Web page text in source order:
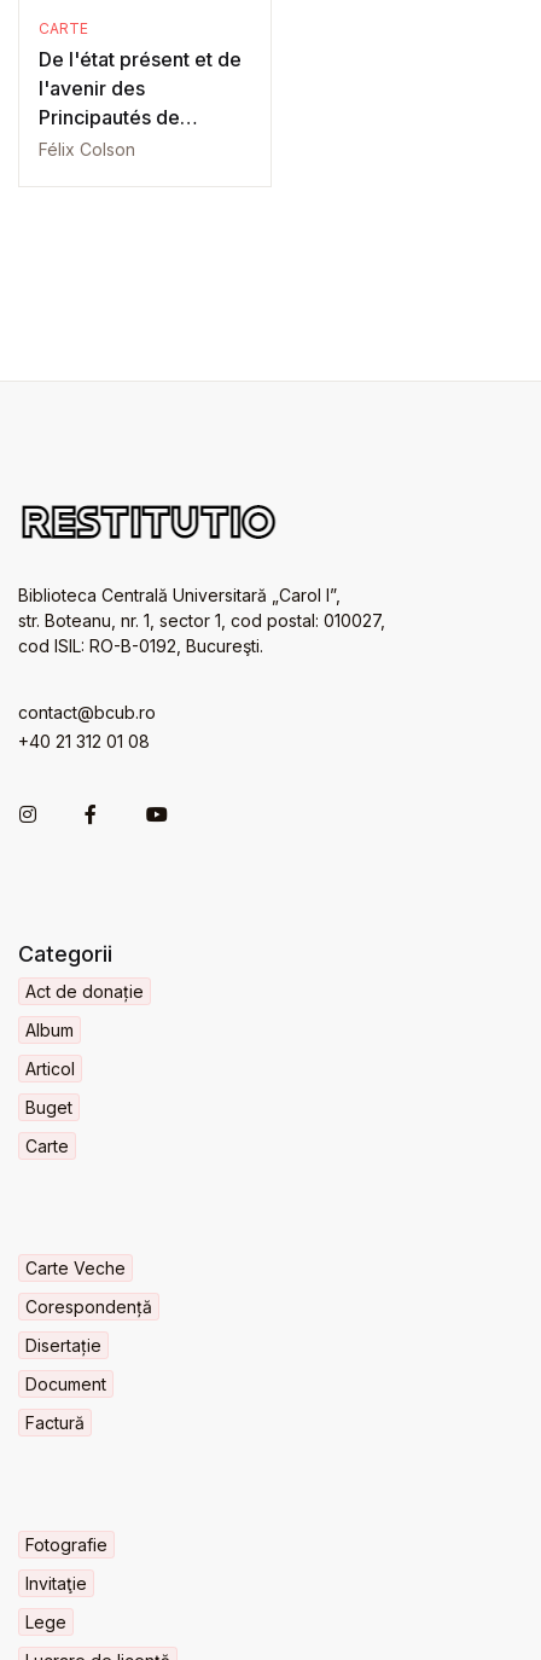
CARTE
De l'état présent et de
l'avenir des
Principautés de
Moldavie et de
Félix Colson
Biblioteca Centrală Universitară „Carol I”,
str. Boteanu, nr. 1, sector 1, cod postal: 010027,
cod ISIL: RO-B-0192, Bucureşti.
contact@bcub.ro
+40 21 312 01 08
Categorii
Act de donație
Album
Articol
Buget
Carte
Carte Veche
Corespondență
Disertație
Document
Factură
Fotografie
Invitaţie
Lege